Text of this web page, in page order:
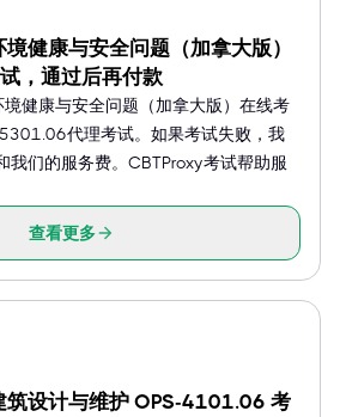
健康与安全问题（加拿大版）
，通过后再付款
健康与安全问题（加拿大版）在线考
代理考试。如果考试失败，我
我们的服务费。CBTProxy考试帮助服
查看更多
筑设计与维护 OPS-4101.06 考